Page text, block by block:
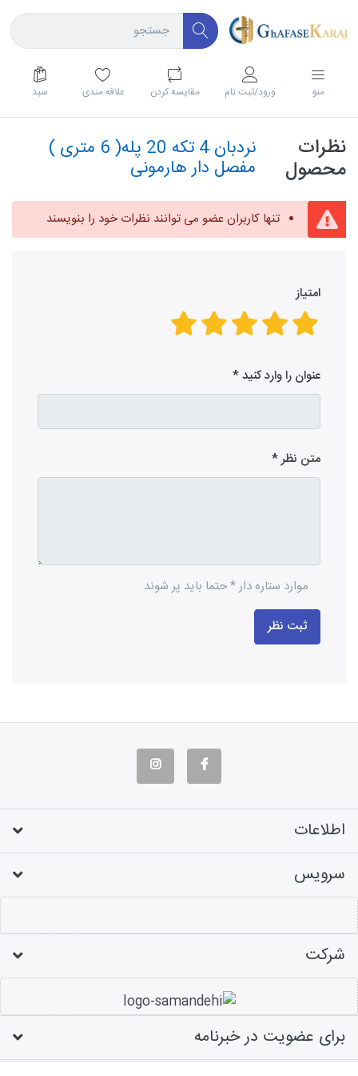
منو ورود/ثبت نام مقايسه كردن علاقه مندی سبد
نظرات
محصول
نردبان 4 تکه 20 پله( 6 متری )
مفصل دار هارمونی
تنها کاربران عضو می توانند نظرات خود را بنویسند
امتیاز
عنوان را وارد کنید
متن نظر
موارد ستاره دار * حتما باید پر شوند
ثبت نظر
اطلاعات
سرویس
شرکت
برای عضویت در خبرنامه